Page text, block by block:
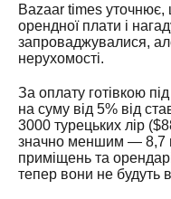
Вazaar times
орендної плати і
запроваджувалися,
нерухомості.
За оплату готівкою
на суму від 5% від
3000 турецьких лір
значно меншим — 8,7
приміщень та
тепер вони не будуть